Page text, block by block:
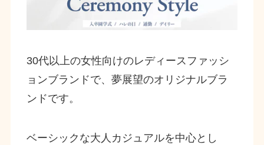
30代以上の女性向けのレディースファッシ
ョンブランドで、夢展望のオリジナルブラ
ンドです。
ベーシックな大人カジュアルを中心とし